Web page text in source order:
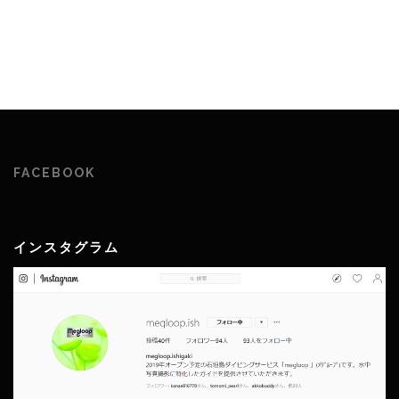
FACEBOOK
インスタグラム